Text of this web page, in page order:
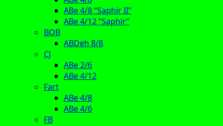
ABe 4/8 “Saphir II”
ABe 4/12 “Saphir”
BOB
ABDeh 8/8
CJ
ABe 2/6
ABe 4/12
Fart
ABe 4/8
ABe 4/6
FB